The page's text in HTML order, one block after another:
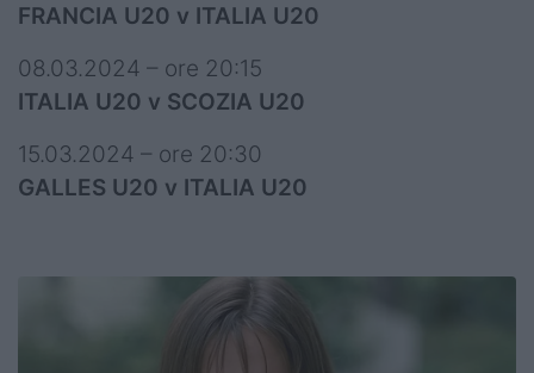
FRANCIA U20 v ITALIA U20
08.03.2024 – ore 20:15
ITALIA U20 v SCOZIA U20
15.03.2024 – ore 20:30
GALLES U20 v ITALIA U20